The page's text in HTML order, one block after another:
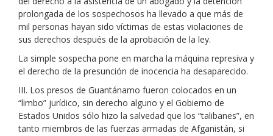
prolongada de los sospechosos ha llevado a que más de
mil personas hayan sido víctimas de estas violaciones de
sus derechos después de la aprobación de la ley.
La simple sospecha pone en marcha la máquina represiva y
el derecho de la presunción de inocencia ha desaparecido.
III. Los presos de Guantánamo fueron colocados en un
“limbo” jurídico, sin derecho alguno y el Gobierno de
Estados Unidos sólo hizo la salvedad que los “talibanes”, en
tanto miembros de las fuerzas armadas de Afganistán, si